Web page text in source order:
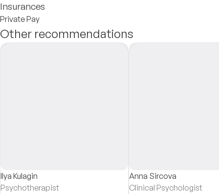
Insurances
Private Pay
Other recommendations
Ilya Kulagin
Psychotherapist
Anna Sircova
Clinical Psychologist